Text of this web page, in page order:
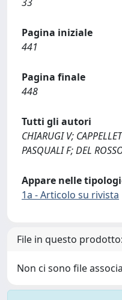
Pagina iniziale
441
Pagina finale
448
Tutti gli autori
CHIARUGI V;
PASQUALI F; DEL
Appare nelle
1a - Articolo su rivista
File in questo prodotto:
Non ci sono file